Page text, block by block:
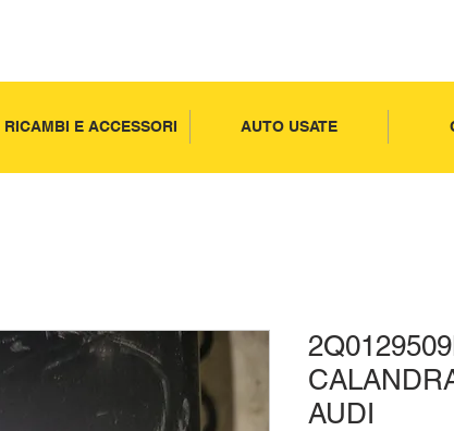
RICAMBI E ACCESSORI AUTO USATE
AUDI